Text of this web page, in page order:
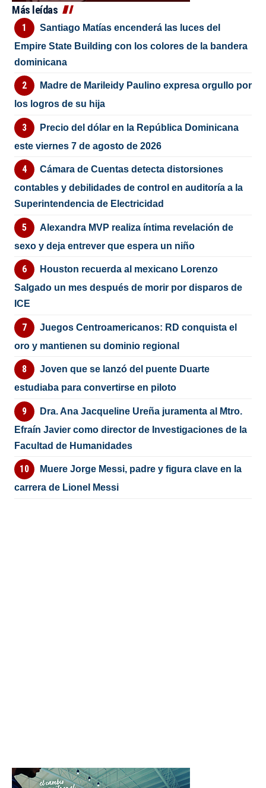
Más leídas
Santiago Matías encenderá las luces del
Empire State Building con los colores de la bandera
dominicana
Madre de Marileidy Paulino expresa orgullo por
los logros de su hija
Precio del dólar en la República Dominicana
este viernes 7 de agosto de 2026
Cámara de Cuentas detecta distorsiones
contables y debilidades de control en auditoría a la
Superintendencia de Electricidad
Alexandra MVP realiza íntima revelación de
sexo y deja entrever que espera un niño
Houston recuerda al mexicano Lorenzo
Salgado un mes después de morir por disparos de
ICE
Juegos Centroamericanos: RD conquista el
oro y mantienen su dominio regional
Joven que se lanzó del puente Duarte
estudiaba para convertirse en piloto
Dra. Ana Jacqueline Ureña juramenta al Mtro.
Efraín Javier como director de Investigaciones de la
Facultad de Humanidades
Muere Jorge Messi, padre y figura clave en la
carrera de Lionel Messi